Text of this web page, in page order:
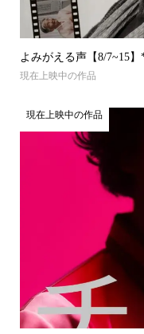
よみがえる声【8/7~15
現在上映中の作品
現在上映中の作品